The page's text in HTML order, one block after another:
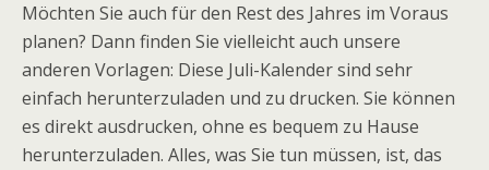
Möchten Sie auch für den Rest des Jahres im Voraus
planen? Dann finden Sie vielleicht auch unsere
anderen Vorlagen: Diese Juli-Kalender sind sehr
einfach herunterzuladen und zu drucken. Sie können
es direkt ausdrucken, ohne es bequem zu Hause
herunterzuladen. Alles, was Sie tun müssen, ist, das